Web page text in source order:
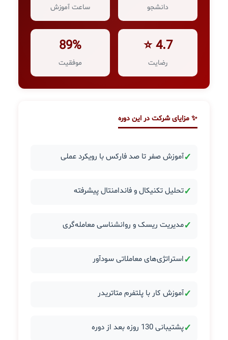
دانشجو ساعت آموزش
4.7 ⭐
رضایت
89%
موفقیت
✨ مزایای شرکت در این دوره
✓آموزش صفر تا صد فارکس با رویکرد عملی
✓تحلیل تکنیکال و فاندامنتال پیشرفته
✓مدیریت ریسک و روانشناسی معامله‌گری
✓استراتژی‌های معاملاتی سودآور
✓آموزش کار با پلتفرم متاتریدر
✓پشتیبانی 130 روزه بعد از دوره